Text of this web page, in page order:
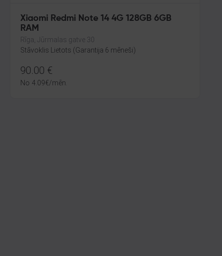
Xiaomi Redmi Note 14 4G 128GB 6GB
RAM
Rīga, Jūrmalas gatve 30
Stāvoklis Lietots (Garantija 6 mēneši)
90.00 €
No 4.09€/mēn.